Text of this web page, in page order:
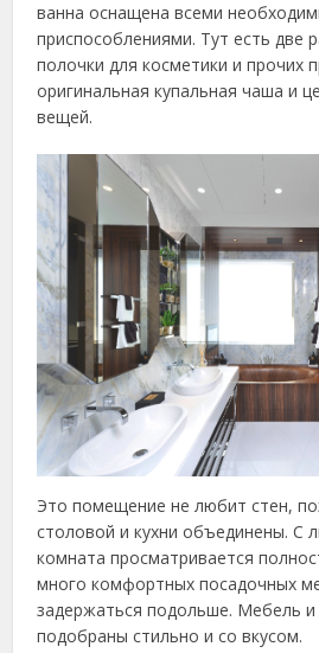
ванна оснащена всеми
приспособлениями. Тут есть две
полочки для косметики и прочих
оригинальная купальная чаша и
вещей.
Это помещение не любит стен,
столовой и кухни объединены. С
комната просматривается
много комфортных посадочных
задержаться подольше. Мебель и
подобраны стильно и со вкусом.